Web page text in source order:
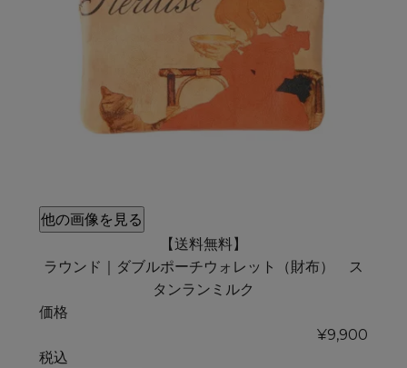
他の画像を見る
【送料無料】
ラウンド｜ダブルポーチウォレット（財布） ス
タンランミルク
価格
¥9,900
税込